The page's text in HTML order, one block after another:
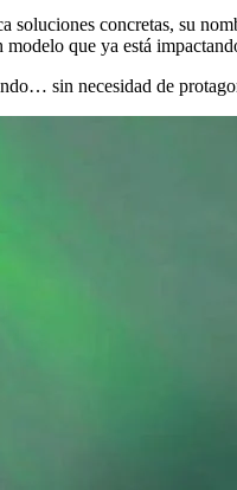
concretas, su
que ya está
sin necesidad de